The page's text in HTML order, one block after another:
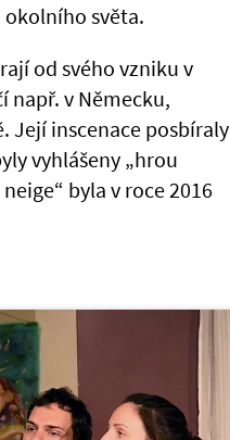
světa.
od svého vzniku v
např. v Německu,
Její inscenace posbíraly
vyhlášeny „hrou
byla v roce 2016